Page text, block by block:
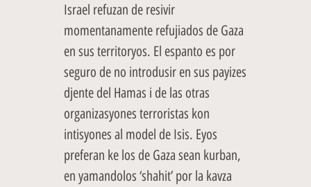
Israel refuzan de resivir
momentanamente refujiados de Gaza
en sus territoryos. El espanto es por
seguro de no introdusir en sus payizes
djente del Hamas i de las otras
organizasyones terroristas kon
intisyones al model de Isis. Eyos
preferan ke los de Gaza sean kurban,
en yamandolos ‘shahit’ por la kavza